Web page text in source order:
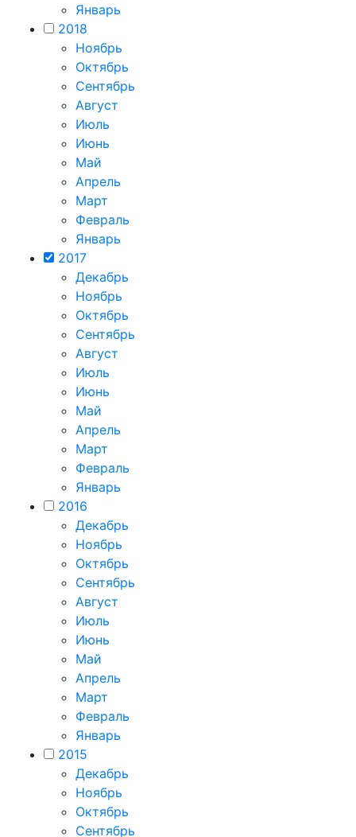
Январь
2018
Ноябрь
Октябрь
Сентябрь
Август
Июль
Июнь
Май
Апрель
Март
Февраль
Январь
2017
Декабрь
Ноябрь
Октябрь
Сентябрь
Август
Июль
Июнь
Май
Апрель
Март
Февраль
Январь
2016
Декабрь
Ноябрь
Октябрь
Сентябрь
Август
Июль
Июнь
Май
Апрель
Март
Февраль
Январь
2015
Декабрь
Ноябрь
Октябрь
Сентябрь